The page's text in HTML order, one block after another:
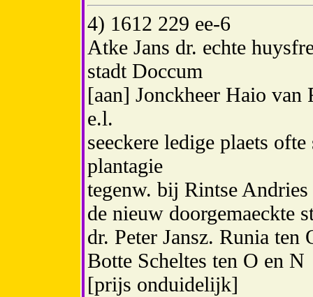
4) 1612 229 ee-6
Atke Jans dr. echte
stadt Doccum
[aan] Jonckheer Haio van
e.l.
seeckere ledige plaets
plantagie
tegenw. bij Rintse
de nieuw doorgemaeckte
dr. Peter Jansz. Runia ten
Botte Scheltes ten O en N
[prijs onduidelijk]